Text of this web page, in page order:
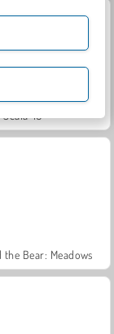
Scala 40
the Bear: Meadows